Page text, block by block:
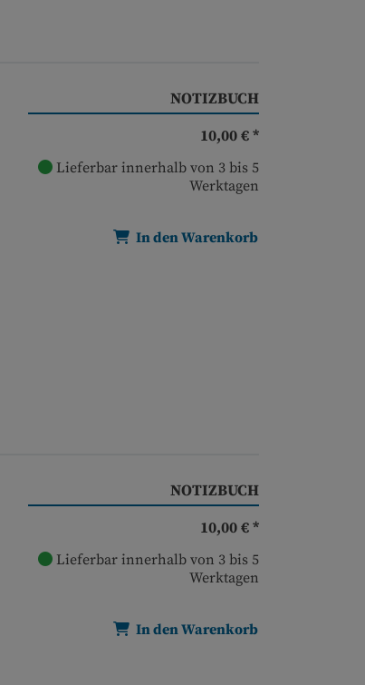
NOTIZBUCH
10,00 € *
Lieferbar innerhalb von 3 bis 5
Werktagen
In den Warenkorb
NOTIZBUCH
10,00 € *
Lieferbar innerhalb von 3 bis 5
Werktagen
In den Warenkorb